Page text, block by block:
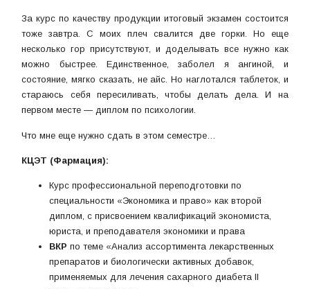
За курс по качеству продукции итоговый экзамен состоится
тоже завтра. С моих плеч свалится две горки. Но еще
несколько гор присутствуют, и доделывать все нужно как
можно быстрее. Единственное, заболел я ангиной, и
состояние, мягко сказать, не айс. Но наглотался таблеток, и
стараюсь себя пересиливать, чтобы делать дела. И на
первом месте — диплом по психологии.
Что мне еще нужно сдать в этом семестре…
КЦЭТ (Фармация):
Курс профессиональной переподготовки по
специальности «Экономика и право» как второй
диплом, с присвоением квалификаций экономиста,
юриста, и преподавателя экономики и права
ВКР по теме «Анализ ассортимента лекарственных
препаратов и биологически активных добавок,
применяемых для лечения сахарного диабета II